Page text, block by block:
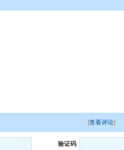
[查看评论]
验证码